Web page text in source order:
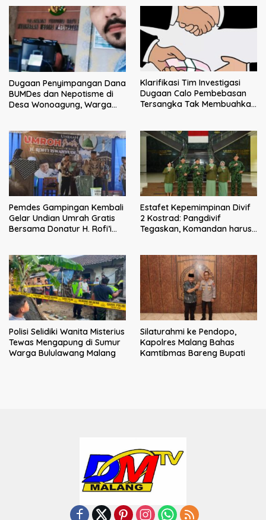
Dugaan Penyimpangan Dana
BUMDes dan Nepotisme di
Desa Wonoagung, Warga
Klarifikasi Tim Investigasi
Dugaan Calo Pembebasan
Tersangka Tak Membuahkan
Pemdes Gampingan Kembali
Gelar Undian Umrah Gratis
Bersama Donatur H. Rofi’i
Estafet Kepemimpinan Divif
2 Kostrad: Pangdivif
Tegaskan, Komandan harus
Polisi Selidiki Wanita Misterius
Tewas Mengapung di Sumur
Warga Bululawang Malang
Silaturahmi ke Pendopo,
Kapolres Malang Bahas
Kamtibmas Bareng Bupati